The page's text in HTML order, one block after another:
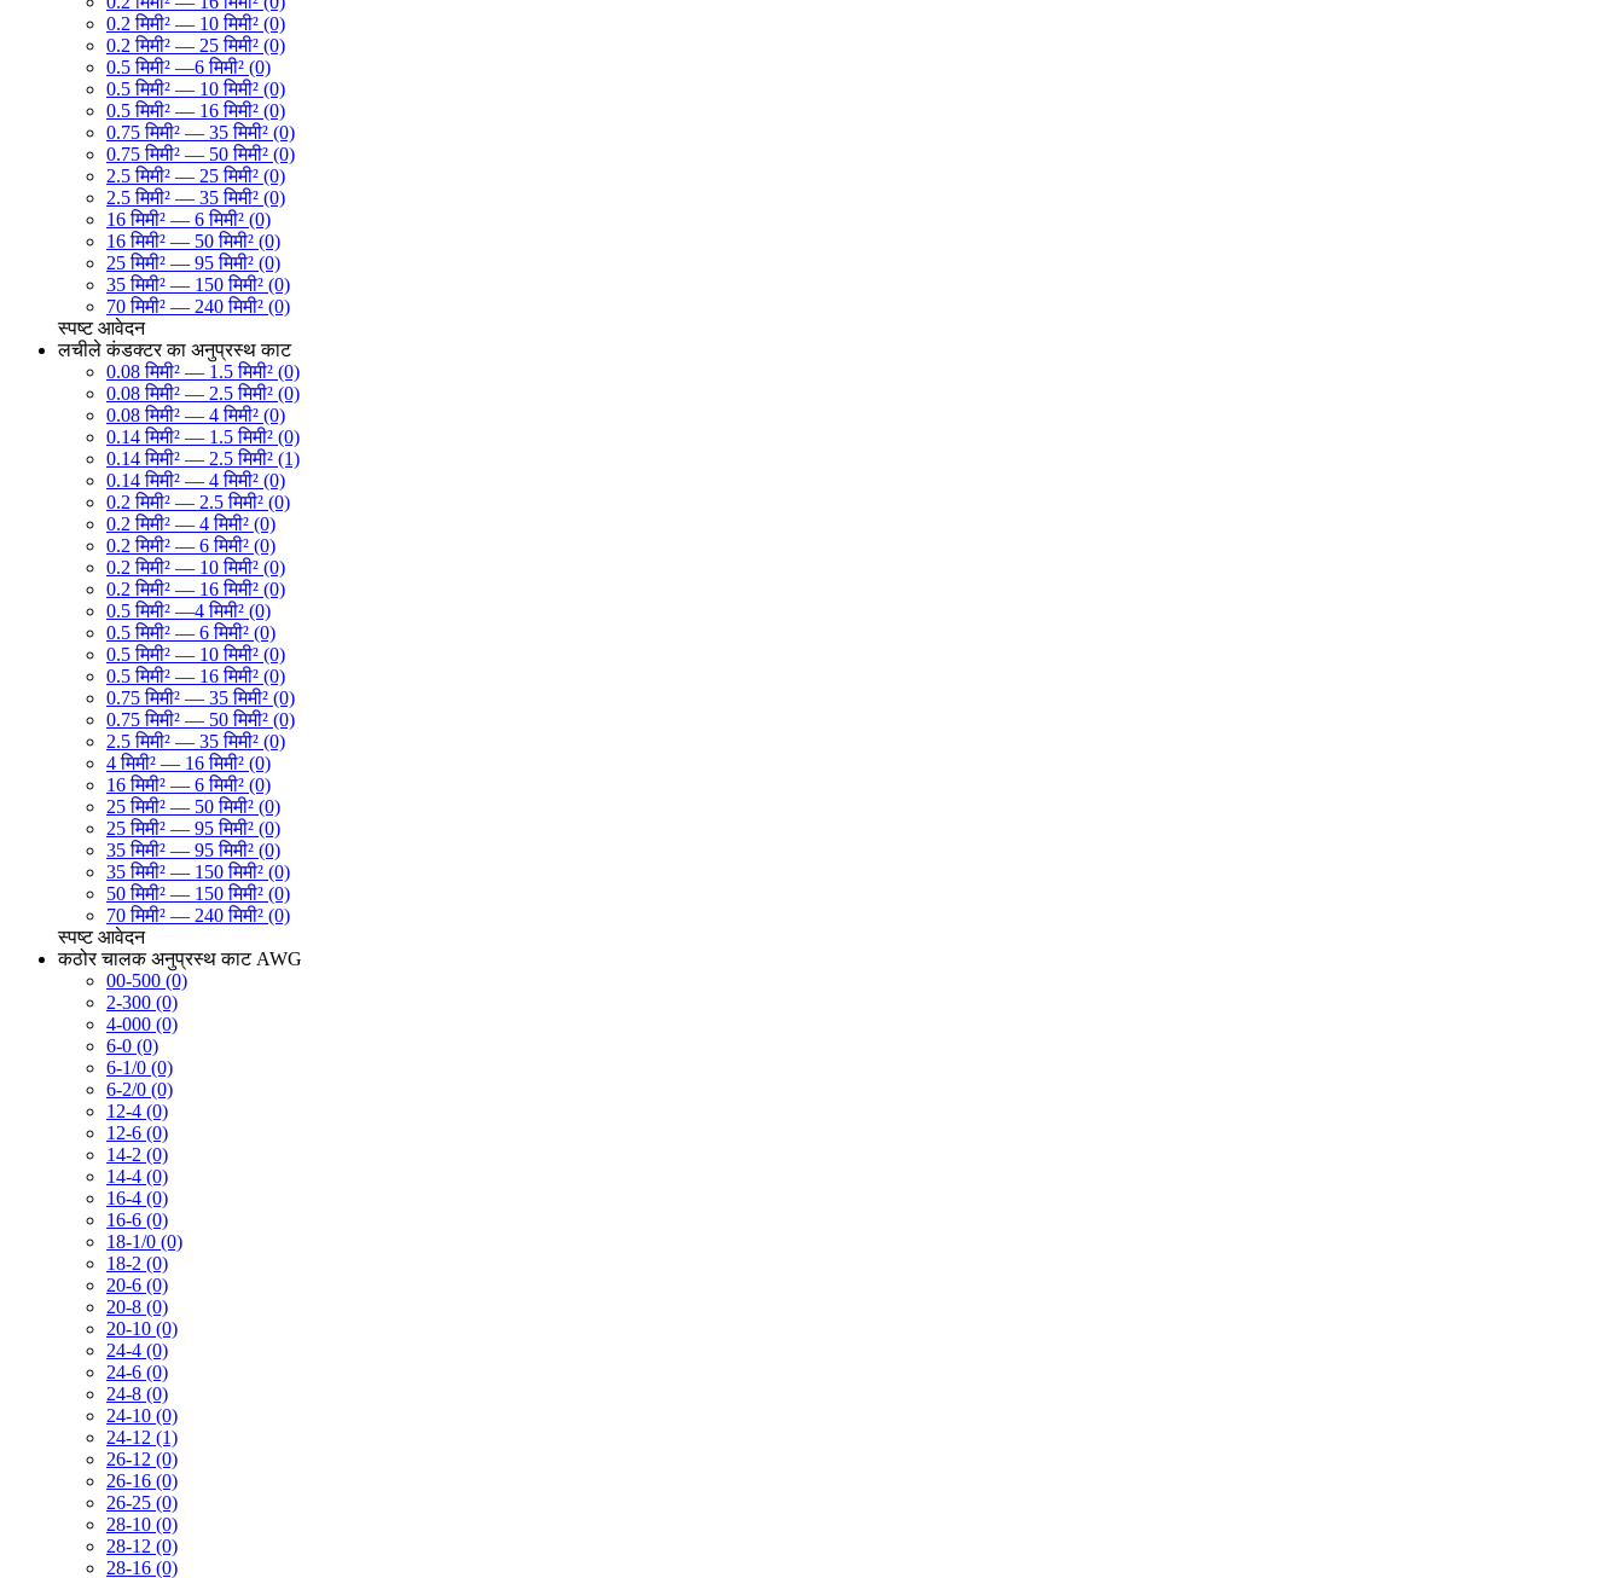
0.2 मिमी² — 10 मिमी² (0)
0.2 मिमी² — 25 मिमी² (0)
0.5 मिमी² —6 मिमी² (0)
0.5 मिमी² — 10 मिमी² (0)
0.5 मिमी² — 16 मिमी² (0)
0.75 मिमी² — 35 मिमी² (0)
0.75 मिमी² — 50 मिमी² (0)
2.5 मिमी² — 25 मिमी² (0)
2.5 मिमी² — 35 मिमी² (0)
16 मिमी² — 6 मिमी² (0)
16 मिमी² — 50 मिमी² (0)
25 मिमी² — 95 मिमी² (0)
35 मिमी² — 150 मिमी² (0)
70 मिमी² — 240 मिमी² (0)
स्पष्ट आवेदन
लचीले कंडक्टर का अनुप्रस्थ काट
0.08 मिमी² — 1.5 मिमी² (0)
0.08 मिमी² — 2.5 मिमी² (0)
0.08 मिमी² — 4 मिमी² (0)
0.14 मिमी² — 1.5 मिमी² (0)
0.14 मिमी² — 2.5 मिमी² (1)
0.14 मिमी² — 4 मिमी² (0)
0.2 मिमी² — 2.5 मिमी² (0)
0.2 मिमी² — 4 मिमी² (0)
0.2 मिमी² — 6 मिमी² (0)
0.2 मिमी² — 10 मिमी² (0)
0.2 मिमी² — 16 मिमी² (0)
0.5 मिमी² —4 मिमी² (0)
0.5 मिमी² — 6 मिमी² (0)
0.5 मिमी² — 10 मिमी² (0)
0.5 मिमी² — 16 मिमी² (0)
0.75 मिमी² — 35 मिमी² (0)
0.75 मिमी² — 50 मिमी² (0)
2.5 मिमी² — 35 मिमी² (0)
4 मिमी² — 16 मिमी² (0)
16 मिमी² — 6 मिमी² (0)
25 मिमी² — 50 मिमी² (0)
25 मिमी² — 95 मिमी² (0)
35 मिमी² — 95 मिमी² (0)
35 मिमी² — 150 मिमी² (0)
50 मिमी² — 150 मिमी² (0)
70 मिमी² — 240 मिमी² (0)
स्पष्ट आवेदन
कठोर चालक अनुप्रस्थ काट AWG
00-500 (0)
2-300 (0)
4-000 (0)
6-0 (0)
6-1/0 (0)
6-2/0 (0)
12-4 (0)
12-6 (0)
14-2 (0)
14-4 (0)
16-4 (0)
16-6 (0)
18-1/0 (0)
18-2 (0)
20-6 (0)
20-8 (0)
20-10 (0)
24-4 (0)
24-6 (0)
24-8 (0)
24-10 (0)
24-12 (1)
26-12 (0)
26-16 (0)
26-25 (0)
28-10 (0)
28-12 (0)
28-16 (0)